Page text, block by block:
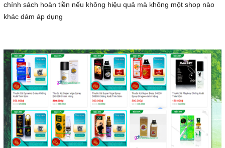
chính sách hoàn tiền nếu không hiệu quả mà không một shop nào
khác dám áp dụng